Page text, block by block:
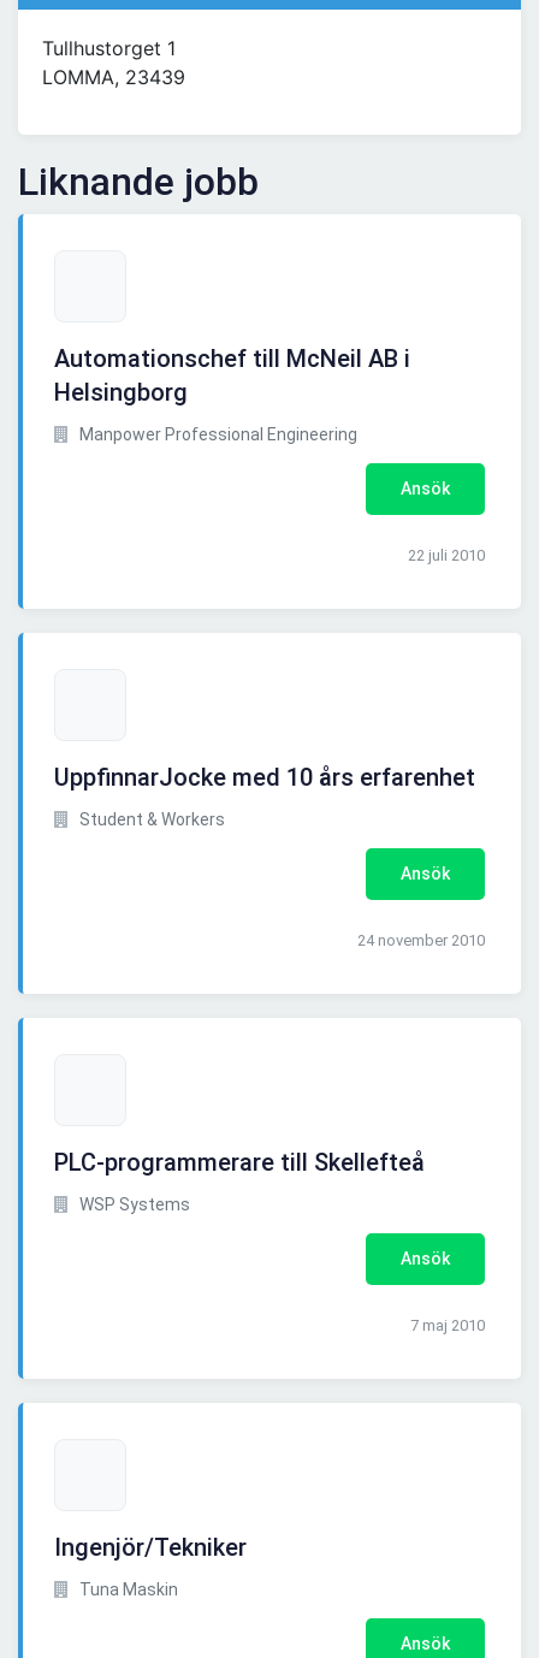
Tullhustorget 1
LOMMA, 23439
Liknande jobb
Automationschef till McNeil AB i
Helsingborg
Manpower Professional Engineering
Ansök
22 juli 2010
UppfinnarJocke med 10 års erfarenhet
Student & Workers
Ansök
24 november 2010
PLC-programmerare till Skellefteå
WSP Systems
Ansök
7 maj 2010
Ingenjör/Tekniker
Tuna Maskin
Ansök